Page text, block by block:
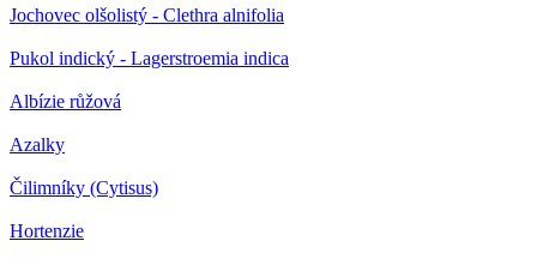
Jochovec olšolistý - Clethra alnifolia
Pukol indický - Lagerstroemia indica
Albízie růžová
Azalky
Čilimníky (Cytisus)
Hortenzie